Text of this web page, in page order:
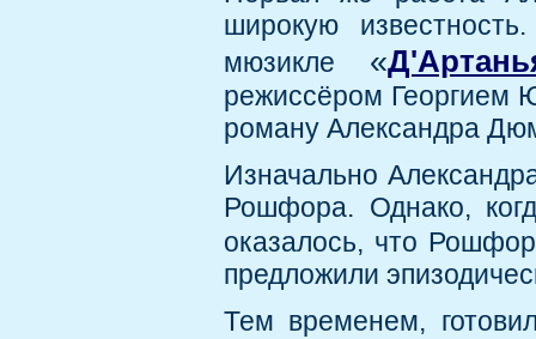
широкую
мюзикле «
режиссёром Георгием
роману Александра
Изначально
Рошфора. Однако,
оказалось, что
предложили
Тем временем,